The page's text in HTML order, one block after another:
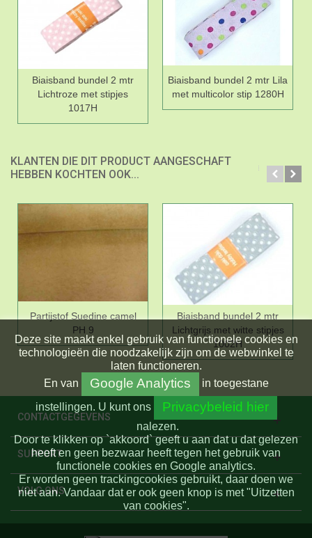
Biaisband bundel 2 mtr
Lichtroze met stipjes
1017H
Biaisband bundel 2 mtr Lila
met multicolor stip 1280H
KLANTEN DIE DIT PRODUCT AANGESCHAFT
HEBBEN KOCHTEN OOK...
Partijstof Suedine camel
PH 9
Biaisband bundel 2 mtr
Lichtgrijs met witte stipjes
1002H
CONTACTGEGEVENS
SUPPORT
VOLG ONS
Deze site maakt enkel gebruik van functionele cookies en
technologieën die noodzakelijk zijn om de webwinkel te
laten functioneren.
En van Google Analytics
in toegestane
instellingen. U kunt ons Privacybeleid hier
nalezen.
Door te klikken op `akkoord` geeft u aan dat u dat gelezen
heeft en geen bezwaar heeft tegen het gebruik van
functionele cookies en Google analytics.
Er worden geen trackingcookies gebruikt, daar doen we
niet aan. Vandaar dat er ook geen knop is met "Uitzetten
van cookies".